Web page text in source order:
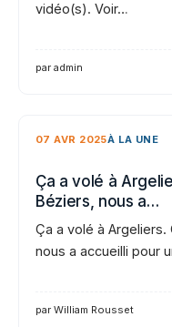
vidéo(s). Voir…
par admin
07 AVR 2025À LA UNE
Ça a volé à
Béziers, nous a…
Ça a volé à Argeliers.
nous a accueilli pour
par William Rousset